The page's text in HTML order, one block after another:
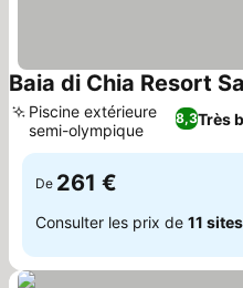
Baia di Chia Resort
8,3Très
Piscine extérieure
semi-olympique
De 261 €
Consulter les prix de 11 sites